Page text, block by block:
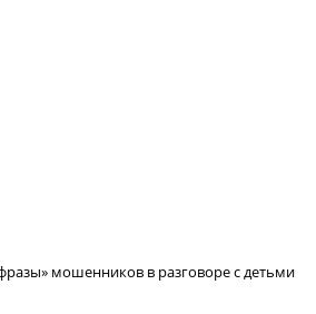
мошенников в разговоре с детьми